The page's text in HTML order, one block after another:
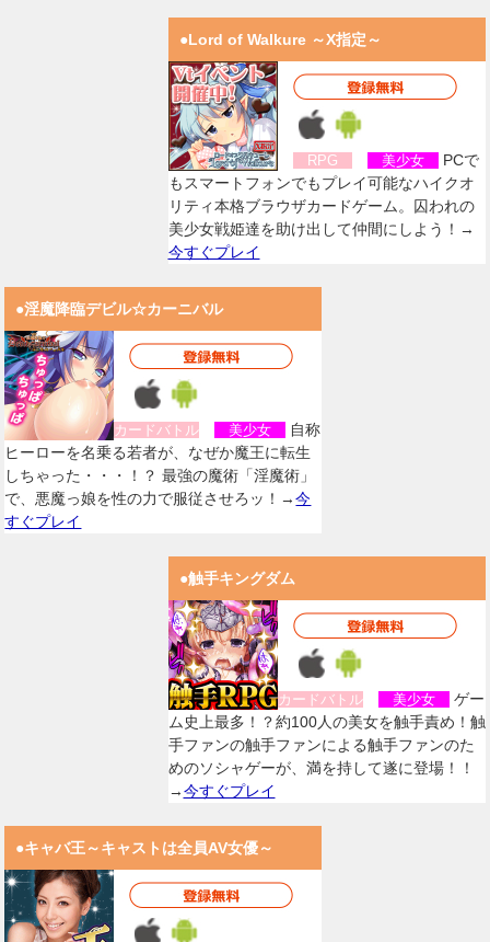
●Lord of Walkure ～X指定～
RPG 美少女
PCで
もスマートフォンでもプレイ可能なハイクオ
リティ本格ブラウザカードゲーム。囚われの
美少女戦姫達を助け出して仲間にしよう！→
今すぐプレイ
●淫魔降臨デビル☆カーニバル
カードバトル 美少女
自称
ヒーローを名乗る若者が、なぜか魔王に転生
しちゃった・・・！？ 最強の魔術「淫魔術」
で、悪魔っ娘を性の力で服従させろッ！→今
すぐプレイ
●触手キングダム
カードバトル 美少女
ゲー
ム史上最多！？約100人の美女を触手責め！触
手ファンの触手ファンによる触手ファンのた
めのソシャゲーが、満を持して遂に登場！！
→今すぐプレイ
●キャバ王～キャストは全員AV女優～